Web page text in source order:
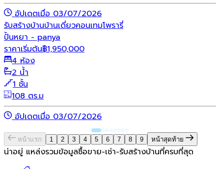
อัปเดตเมื่อ 03/07/2026
รับสร้างบ้านบ้านเดี่ยวคอนเทมโพรารี่
ปั้นหยา - panya
ราคาเริ่มต้น฿1,950,000
4 ห้อง
2 น้ำ
1 ชั้น
108 ตร.ม
อัปเดตเมื่อ 03/07/2026
หน้าแรก 1 2 3 4 5 6 7 8 9 หน้าสุดท้าย
น่าอยู่ แหล่งรวมข้อมูลซื้อขาย-เช่า-รับสร้างบ้านที่ครบที่สุด